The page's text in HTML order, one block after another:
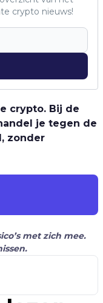
crypto nieuws!
crypto. Bij de
je tegen de
zonder
met zich mee.